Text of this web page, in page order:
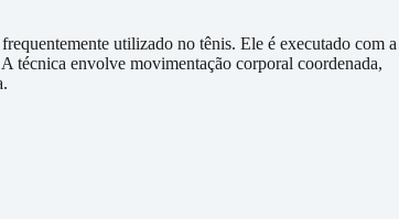
utilizado no tênis. Ele é executado com a
técnica envolve movimentação corporal coordenada,